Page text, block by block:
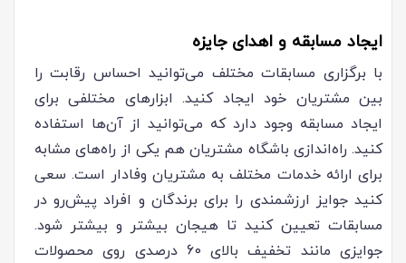
ایجاد مسابقه و اهدای جایزه
با برگزاری مسابقات مختلف می‌توانید احساس رقابت را
بین مشتریان خود ایجاد کنید. ابزارهای مختلفی برای
ایجاد مسابقه وجود دارد که می‌توانید از آن‌ها استفاده
کنید. راه‌اندازی باشگاه مشتریان هم یکی از راه‌های مشابه
برای ارائه خدمات مختلف به مشتریان وفادار است. سعی
کنید جوایز ارزشمندی را برای برندگان و افراد پیش‌رو در
مسابقات تعیین کنید تا هیجان بیشتر و بیشتر شود.
جوایزی مانند تخفیف بالای 60 درصدی روی محصولات